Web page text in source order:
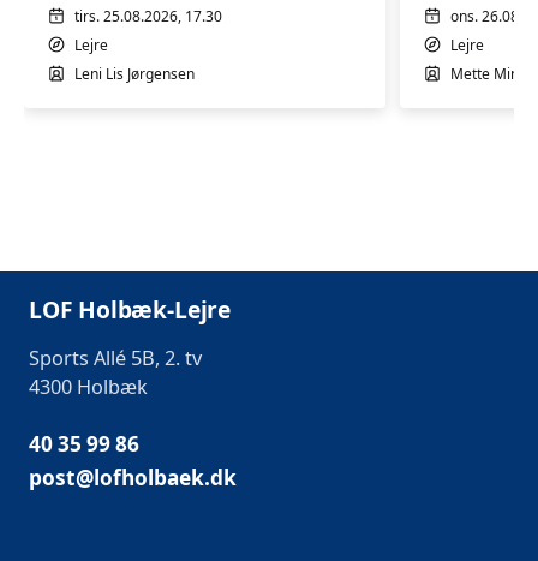
tirs. 25.08.2026, 17.30
Lejre
Leni Lis Jørgensen
ons.
Lejre
Mette Minor
LOF Holbæk-Lejre
Sports Allé 5B, 2. tv
4300 Holbæk
40 35 99 86
post@lofholbaek.dk